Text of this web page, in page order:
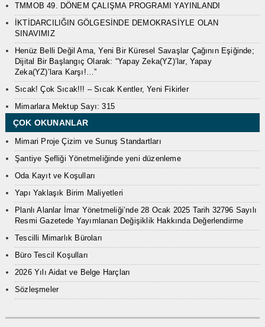
TMMOB 49. DÖNEM ÇALIŞMA PROGRAMI YAYINLANDI
İKTİDARCILIĞIN GÖLGESİNDE DEMOKRASİYLE OLAN
SINAVIMIZ
Henüz Belli Değil Ama, Yeni Bir Küresel Savaşlar Çağının Eşiğinde;
Dijital Bir Başlangıç Olarak: “Yapay Zeka(YZ)’lar, Yapay
Zeka(YZ)’lara Karşı!…”
Sıcak! Çok Sıcak!!! – Sıcak Kentler, Yeni Fikirler
Mimarlara Mektup Sayı: 315
ÇOK OKUNANLAR
Mimari Proje Çizim ve Sunuş Standartları
Şantiye Şefliği Yönetmeliğinde yeni düzenleme
Oda Kayıt ve Koşulları
Yapı Yaklaşık Birim Maliyetleri
Planlı Alanlar İmar Yönetmeliği’nde 28 Ocak 2025 Tarih 32796 Sayılı
Resmi Gazetede Yayımlanan Değişiklik Hakkında Değerlendirme
Tescilli Mimarlık Büroları
Büro Tescil Koşulları
2026 Yılı Aidat ve Belge Harçları
Sözleşmeler